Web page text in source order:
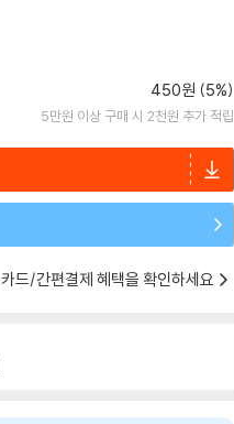
450원 (5%)
5만원 이상 구매 시 2천원 추가 적립
카드/간편결제 혜택을 확인하세요